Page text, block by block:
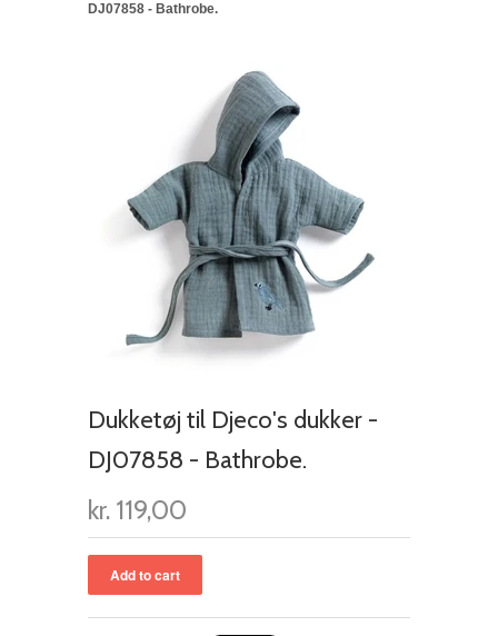
DJ07858 - Bathrobe.
Dukketøj til Djeco's dukker -
DJ07858 - Bathrobe.
kr. 119,00